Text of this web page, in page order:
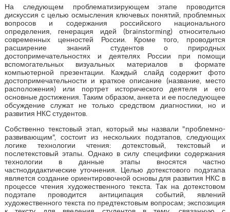
На следующем проблематизирующем этапе проводится
дискуссия с целью осмысления ключевых понятий, проблемных
вопросов и содержания российского национального
определения, генерация идей (brainstorming) относительно
современных ценностей России. Кроме того, проводится
расширение знаний студентов о природных
достопримечательностях и деятелях России при помощи
вспомогательных визуальных материалов в формате
компьютерной презентации. Каждый слайд содержит фото
достопримечательности и краткое описание (название, место
расположения) или портрет исторического деятеля и его
основные достижения. Таким образом, анкета и ее последующее
обсуждение служат не только средством диагностики, но и
развития НКС студентов.
Собственно текстовый этап, который мы назвали "проблемно-
развивающим", состоит из нескольких подэтапов, следующих
логике технологии чтения: дотекстовый, текстовый и
послетекстовый этапы. Однако в силу специфики содержания
технологии в данные этапы вносятся частно
частнодидактические уточнения. Целью дотекстового подэтапа
является создание ориентировочной основы для развития НКС в
процессе чтения художественного текста. Так на дотекстовом
подэтапе проводится антиципация событий, явлений
художественного текста по предтекстовым вопросам; экспозиция